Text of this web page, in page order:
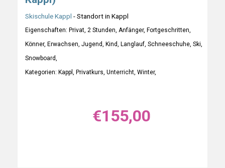
Skischule Kappl - Standort in Kappl
Eigenschaften: Privat, 2 Stunden, Anfänger, Fortgeschritten,
Könner, Erwachsen, Jugend, Kind, Langlauf, Schneeschuhe, Ski,
Snowboard,
Kategorien: Kappl, Privatkurs, Unterricht, Winter,
€155,00